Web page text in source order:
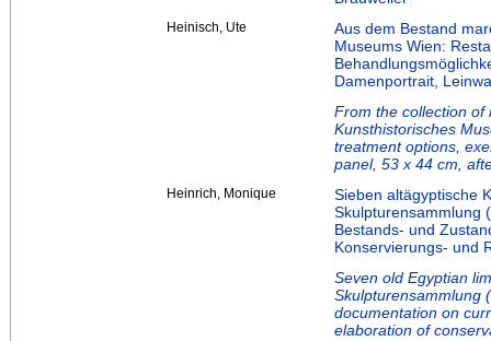
Heinisch, Ute
Aus dem Bestand
Museums Wien:
Damenportrait,
From the collection of
Kunsthistorisches
treatment options,
panel, 53 x 44 cm,
Heinrich, Monique
Sieben altägyptische
Skulpturensammlung
Bestands- und
Konservierungs- und
Seven old Egyptian
Skulpturensammlung
documentation on
elaboration of